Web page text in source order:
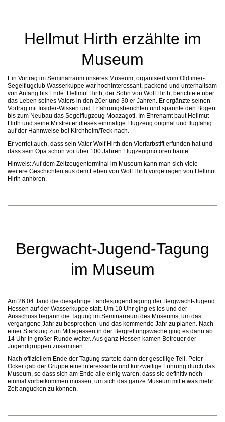
Hellmut Hirth erzählte im
Museum
Ein Vortrag im Seminarraum unseres Museum, organisiert vom Oldtimer-
Segelflugclub Wasserkuppe war hochinteressant, packend und unterhaltsam
von Anfang bis Ende. Hellmut Hirth, der Sohn von Wolf Hirth, berichtete über
das Leben seines Vaters in den 20er und 30 er Jahren. Er ergänzte seinen
Vortrag mit Insider-Wissen und Erfahrungsberichten und spannte den Bogen
bis zum Neubau das Segelflugzeug Moazagotl. Im Ehrenamt baut Hellmut
Hirth und seine Mitstreiter dieses einmalige Flugzeug original und flugfähig
auf der Hahnweise bei Kirchheim/Teck nach.
Er verriet auch, dass sein Vater Wolf Hirth den Vierfarbstift erfunden hat und
dass sein Opa schon vor über 100 Jahren Flugzeugmotoren baute.
Hinweis: Auf dem Zeitzeugenterminal im Museum kann man sich viele
weitere Geschichten aus dem Leben von Wolf Hirth vorgetragen von Hellmut
Hirth anhören.
Bergwacht-Jugend-Tagung
im Museum
Am 26.04. fand die diesjährige Landesjugendtagung der Bergwacht-Jugend
Hessen auf der Wasserkuppe statt. Um 10 Uhr ging es los und der
Ausschuss begann die Tagung im Seminarraum des Museums, um das
vergangene Jahr zu besprechen und das kommende Jahr zu planen. Nach
einer Stärkung zum Mittagessen in der Bergrettungswache ging es dann ab
14 Uhr in großer Runde weiter. Aus ganz Hessen kamen Betreuer der
Jugendgruppen zusammen.
Nach offiziellem Ende der Tagung startete dann der gesellige Teil. Peter
Ocker gab der Gruppe eine interessante und kurzweilige Führung durch das
Museum, so dass sich am Ende alle einig waren, dass sie definitiv noch
einmal vorbeikommen müssen, um sich das ganze Museum mit etwas mehr
Zeit angucken zu können.